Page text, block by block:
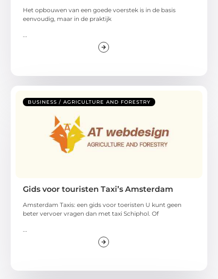
Het opbouwen van een goede voerstek is in de basis
eenvoudig, maar in de praktijk
BUSINESS / AGRICULTURE AND FORESTRY
Gids voor touristen Taxi’s Amsterdam
Amsterdam Taxis: een gids voor toeristen U kunt geen
beter vervoer vragen dan met taxi Schiphol. Of